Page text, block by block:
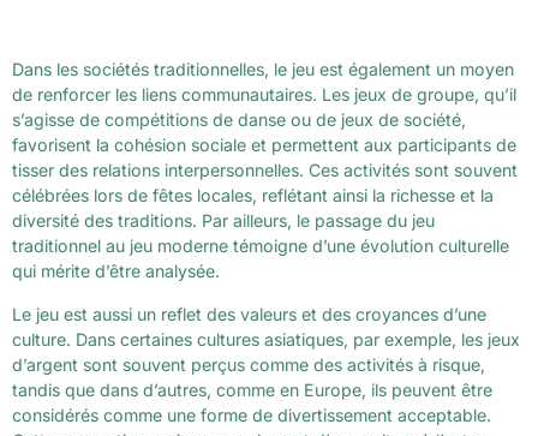
Dans les sociétés traditionnelles, le jeu est également un moyen
de renforcer les liens communautaires. Les jeux de groupe, qu’il
s’agisse de compétitions de danse ou de jeux de société,
favorisent la cohésion sociale et permettent aux participants de
tisser des relations interpersonnelles. Ces activités sont souvent
célébrées lors de fêtes locales, reflétant ainsi la richesse et la
diversité des traditions. Par ailleurs, le passage du jeu
traditionnel au jeu moderne témoigne d’une évolution culturelle
qui mérite d’être analysée.
Le jeu est aussi un reflet des valeurs et des croyances d’une
culture. Dans certaines cultures asiatiques, par exemple, les jeux
d’argent sont souvent perçus comme des activités à risque,
tandis que dans d’autres, comme en Europe, ils peuvent être
considérés comme une forme de divertissement acceptable.